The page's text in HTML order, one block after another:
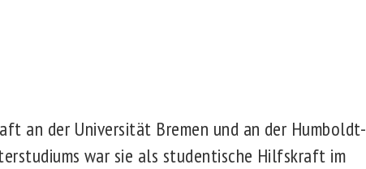
an der Universität Bremen und an der Humboldt-
war sie als studentische Hilfskraft im